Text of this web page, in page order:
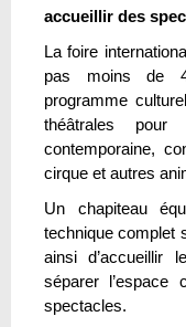
accueillir des
La foire
pas moins de
programme
théâtrales pour
contemporaine,
cirque et autres
Un chapiteau
technique complet
ainsi d’accueillir
séparer l’espace
spectacles.